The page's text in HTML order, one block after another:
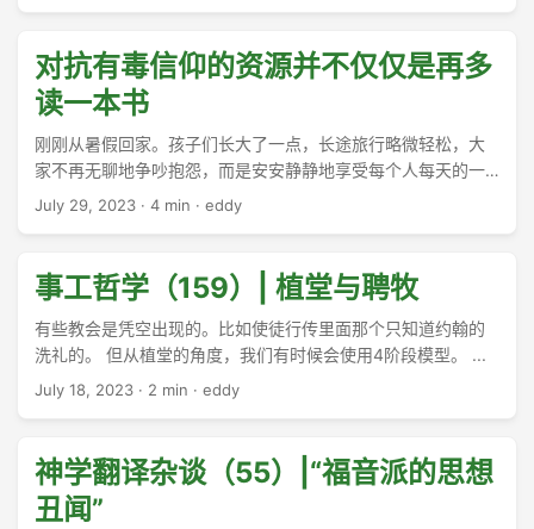
嗯，没有办法买得起apple m3。 ...
对抗有毒信仰的资源并不仅仅是再多
读一本书
刚刚从暑假回家。孩子们长大了一点，长途旅行略微轻松，大
家不再无聊地争吵抱怨，而是安安静静地享受每个人每天的一
小时自由控制权——听自己喜欢的音乐或者有声书，或者安静
食。 ...
July 29, 2023 · 4 min · eddy
事工哲学（159）| 植堂与聘牧
有些教会是凭空出现的。比如使徒行传里面那个只知道约翰的
洗礼的。 但从植堂的角度，我们有时候会使用4阶段模型。 ...
July 18, 2023 · 2 min · eddy
神学翻译杂谈（55）|“福音派的思想
丑闻”